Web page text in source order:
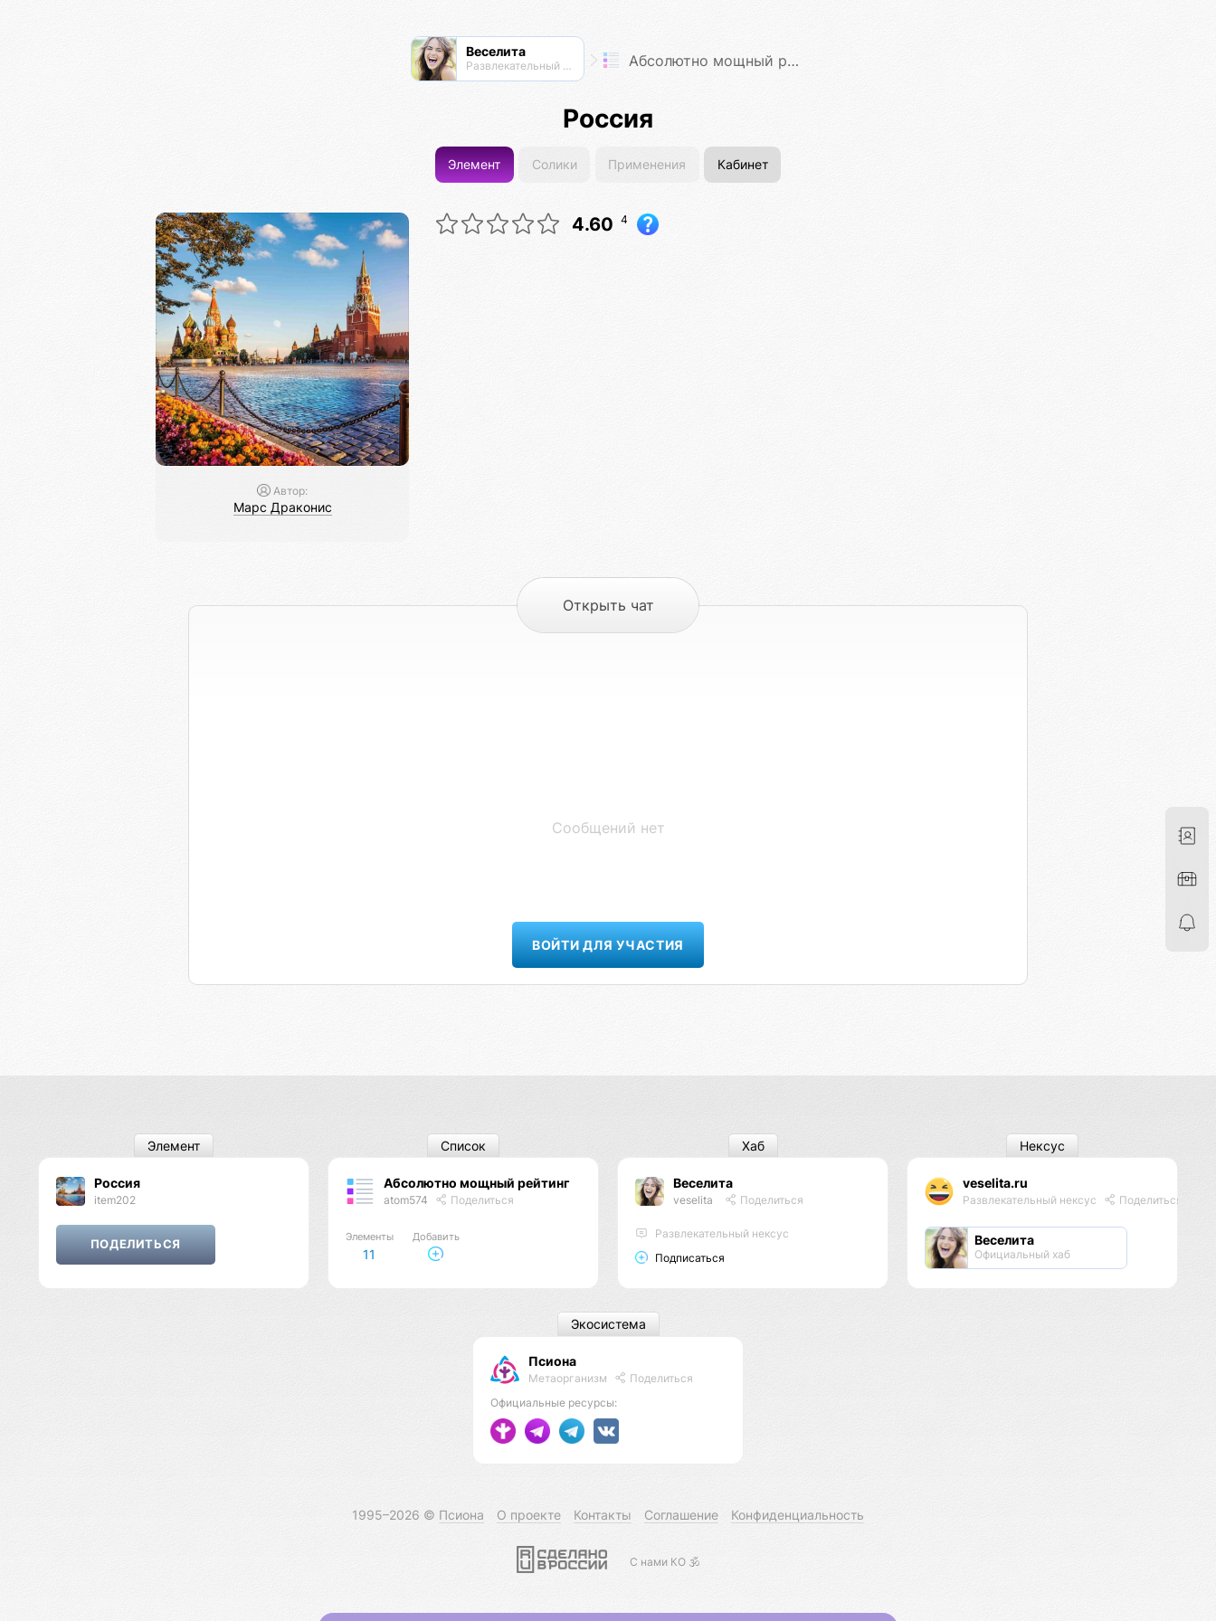
Веселита
Развлекательный нексус Абсолютно мощный рейтинг
Россия
Элемент Солики Применения Кабинет
Автор:
Марс Драконис
4.60 4
Открыть чат
Сообщений нет
ВОЙТИ ДЛЯ УЧАСТИЯ
Россия
item202
Элемент
Абсолютно мощный рейтинг
atom574 Поделиться
Элементы
11
Добавить
Список
Веселита
veselita Поделиться
Развлекательный нексус
Подписаться
Хаб
veselita.ru
Развлекательный нексус Поделиться
Веселита
Официальный хаб
Нексус
Псиона
Метаорганизм
Поделиться
Официальные ресурсы:
Экосистема
1995–2026 © Псиона О проекте Контакты Соглашение Конфиденциальность
С нами КО 🕉️